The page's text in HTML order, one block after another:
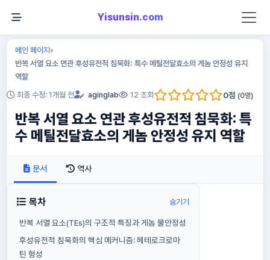
Yisunsin.com
메인 페이지»
반복 서열 요소 연관 후성유전적 침묵화: 특수 메틸전달효소의 게놈 안정성 유지
역할
최종 수정: 1개월 전 aginglab 12 조회 0점 (0명)
반복 서열 요소 연관 후성유전적 침묵화: 특
수 메틸전달효소의 게놈 안정성 유지 역할
문서 역사
목차 숨기기
반복 서열 요소(TEs)의 구조적 특징과 게놈 불안정성
후성유전적 침묵화의 핵심 메커니즘: 헤테로크로마
틴 형성